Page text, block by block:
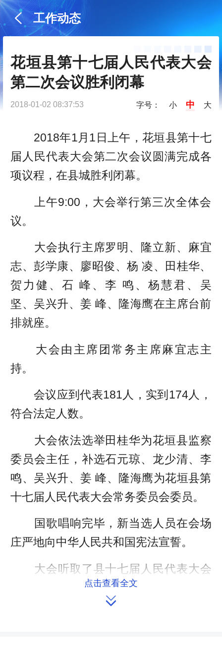
工作动态
花垣县第十七届人民代表大会
第二次会议胜利闭幕
2018-01-02 08:37:53 字号： 小 中 大
2018年1月1日上午，花垣县第十七
届人民代表大会第二次会议圆满完成各
项议程，在县城胜利闭幕。
上午9:00，大会举行第三次全体会
议。
大会执行主席罗明、隆立新、麻宜
志、彭学康、廖昭俊、杨 凌、田桂华、
贺力健、石 峰、李 鸣、杨慧君、吴
坚、吴兴升、姜 峰、隆海鹰在主席台前
排就座。
大会由主席团常务主席麻宜志主
持。
会议应到代表181人，实到174人，
符合法定人数。
大会依法选举田桂华为花垣县监察
委员会主任，补选石元琼、龙少清、李
鸣、吴兴升、姜 峰、隆海鹰为花垣县第
十七届人民代表大会常务委员会委员。
国歌唱响完毕，新当选人员在会场
庄严地向中华人民共和国宪法宣誓。
大会听取了县十七届人民代表大会
议案审查委员会关于代表议案处理情况
的报告，听取了县人大财政经济委员会
点击查看全文
